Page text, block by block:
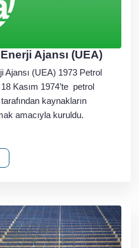
Ajansı (UEA)
Ajansı (UEA) 1973 Petrol
18 Kasım 1974’te petrol
kaynakların
amacıyla kuruldu.